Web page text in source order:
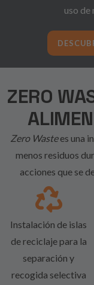
uso de
ZERO
Zero Wastees una
menos residuos
acciones que se
Instalación de islas
de reciclaje para la
separación y
recogida selectiva